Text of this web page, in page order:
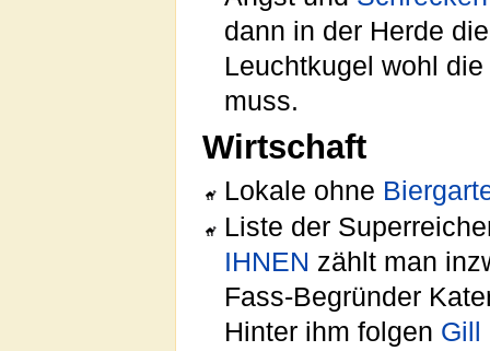
dann in der Herde
Leuchtkugel wohl
muss.
Wirtschaft
Lokale ohne
Liste der
IHNEN zählt man
Fass-Begründer
Hinter ihm folgen Gill